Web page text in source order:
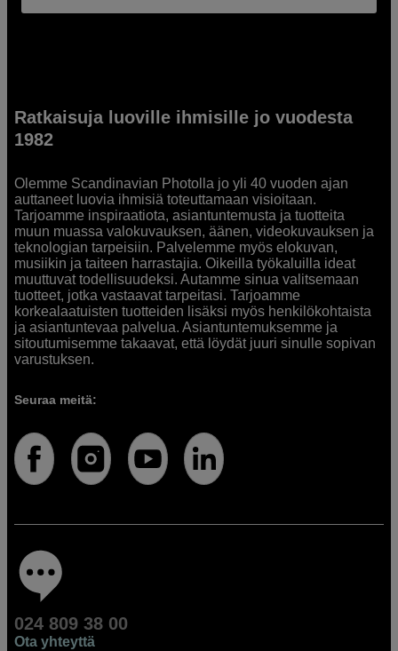
Ratkaisuja luoville ihmisille jo vuodesta
1982
Olemme Scandinavian Photolla jo yli 40 vuoden ajan
auttaneet luovia ihmisiä toteuttamaan visioitaan.
Tarjoamme inspiraatiota, asiantuntemusta ja tuotteita
muun muassa valokuvauksen, äänen, videokuvauksen ja
teknologian tarpeisiin. Palvelemme myös elokuvan,
musiikin ja taiteen harrastajia. Oikeilla työkaluilla ideat
muuttuvat todellisuudeksi. Autamme sinua valitsemaan
tuotteet, jotka vastaavat tarpeitasi. Tarjoamme
korkealaatuisten tuotteiden lisäksi myös henkilökohtaista
ja asiantuntevaa palvelua. Asiantuntemuksemme ja
sitoutumisemme takaavat, että löydät juuri sinulle sopivan
varustuksen.
Seuraa meitä:
024 809 38 00
Ota yhteyttä